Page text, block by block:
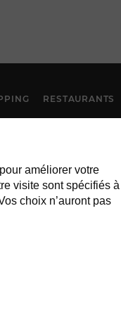
RESTAURANTS
améliorer votre
visite sont spécifiés à
choix n’auront pas